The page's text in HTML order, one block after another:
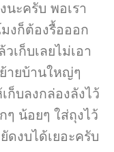
นะครับ พอเรา
งก็ต้องรื้อออก
เก็บเลยไม่เอา
ายบ้านใหญ่ๆ
ก็บลงกล่องลังไว้
ๆ น้อยๆ ใส่ถุงไว้
ดงบได้เยอะครับ